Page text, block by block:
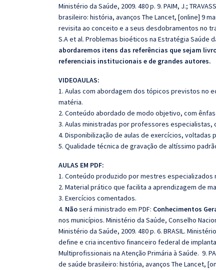
Ministério da Saúde, 2009. 480 p. 9. PAIM, J.;
brasileiro: história, avanços The Lancet, [online] 9
revisita ao conceito e a seus desdobramentos no
S.A et al. Problemas bioéticos na Estratégia Saúde
abordaremos itens das referências que sejam
referenciais institucionais e de grandes autores.
VIDEOAULAS:
1. Aulas com abordagem dos tópicos previstos no
matéria.
2. Conteúdo abordado de modo objetivo, com
3. Aulas ministradas por professores especialistas,
4. Disponibilização de aulas de exercícios, voltadas
5. Qualidade técnica de gravação de altíssimo
AULAS EM PDF:
1. Conteúdo produzido por mestres
2. Material prático que facilita a aprendizagem de
3. Exercícios comentados.
4. Nãoserá ministrado em PDF: Conhecimentos
nos municípios. Ministério da Saúde, Conselho
Ministério da Saúde, 2009. 480 p. 6. BRASIL.
define e cria incentivo financeiro federal de
Multiprofissionais na Atenção Primária à Saúde. 9.
de saúde brasileiro: história, avanços The Lancet,